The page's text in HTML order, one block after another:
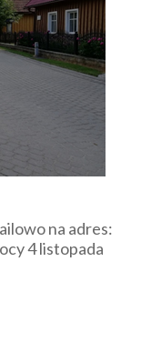
na adres:
4 listopada